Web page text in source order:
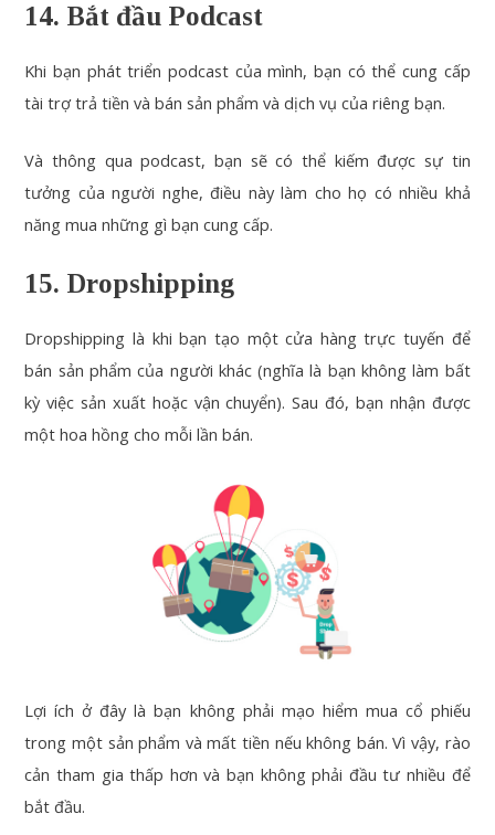
14. Bắt đầu Podcast
Khi bạn phát triển podcast của mình, bạn có thể cung cấp
tài trợ trả tiền và bán sản phẩm và dịch vụ của riêng bạn.
Và thông qua podcast, bạn sẽ có thể kiếm được sự tin
tưởng của người nghe, điều này làm cho họ có nhiều khả
năng mua những gì bạn cung cấp.
15. Dropshipping
Dropshipping là khi bạn tạo một cửa hàng trực tuyến để
bán sản phẩm của người khác (nghĩa là bạn không làm bất
kỳ việc sản xuất hoặc vận chuyển). Sau đó, bạn nhận được
một hoa hồng cho mỗi lần bán.
Lợi ích ở đây là bạn không phải mạo hiểm mua cổ phiếu
trong một sản phẩm và mất tiền nếu không bán. Vì vậy, rào
cản tham gia thấp hơn và bạn không phải đầu tư nhiều để
bắt đầu.